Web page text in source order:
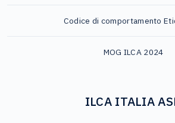
Codice di comportamento
MOG ILCA 2024
ILCA ITALIA